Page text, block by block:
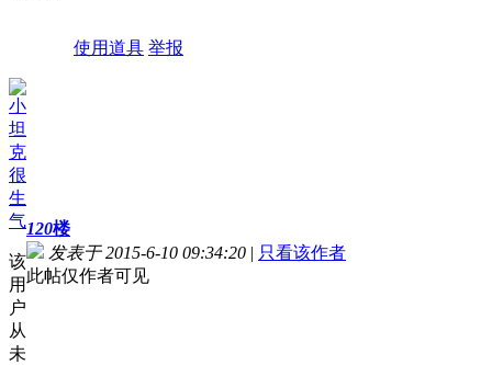
使用道具 举报
小
坦
克
很
生
气
该
用
户
从
未
120楼
发表于 2015-6-10 09:34:20 | 只看该作者
此帖仅作者可见